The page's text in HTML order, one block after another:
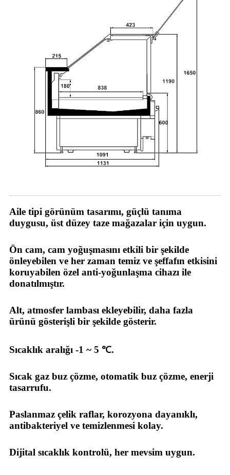
Aile tipi görünüm tasarımı, güçlü tanıma
duygusu, üst düzey taze mağazalar için uygun.
Ön cam, cam yoğuşmasını etkili bir şekilde
önleyebilen ve her zaman temiz ve şeffafın etkisini
koruyabilen özel anti-yoğunlaşma cihazı ile
donatılmıştır.
Alt, atmosfer lambası ekleyebilir, daha fazla
ürünü gösterişli bir şekilde gösterir.
Sıcaklık aralığı -1 ~ 5 ℃.
Sıcak gaz buz çözme, otomatik buz çözme, enerji
tasarrufu.
Paslanmaz çelik raflar, korozyona dayanıklı,
antibakteriyel ve temizlenmesi kolay.
Dijital sıcaklık kontrolü, her mevsim uygun.